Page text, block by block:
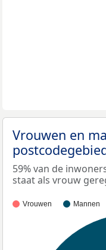
Vrouwen en
59% van de
staat als vrouw
Vrouwen Mannen